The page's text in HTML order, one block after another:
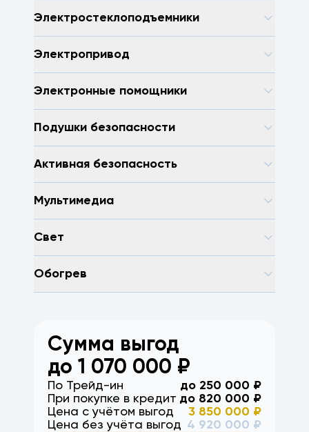
Электростеклоподъемники
Электропривод
Электронные помощники
Подушки безопасности
Активная безопасность
Мультимедиа
Свет
Обогрев
Сумма выгод
до 1 070 000 ₽
По Трейд-ин до 250 000 ₽
При покупке в кредит до 820 000 ₽
Цена с учётом выгод
3 850 000 ₽
Цена без учёта выгод 4 920 000 ₽